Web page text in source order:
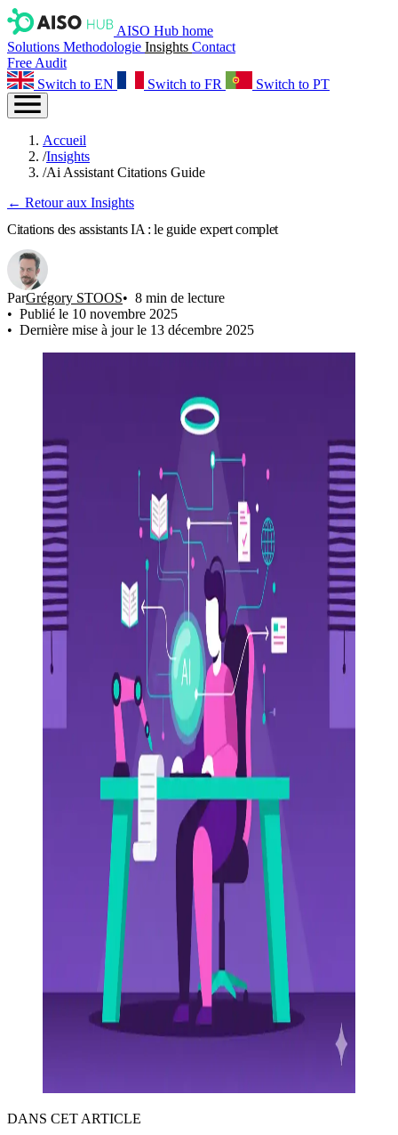
AISO Hub home
Solutions Methodologie Insights Contact
Free Audit
Switch to EN
Switch to FR Switch to PT
Accueil
/Insights
/Ai Assistant Citations Guide
← Retour aux Insights
Citations des assistants IA : le guide expert complet
ParGrégory STOOS
8 min de lecture
Publié le 10 novembre 2025
Dernière mise à jour le 13 décembre 2025
DANS CET ARTICLE